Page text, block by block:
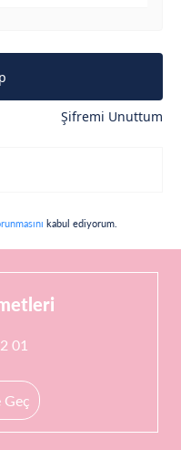
Şifremi Unuttum
kabul ediyorum.
01
Geç